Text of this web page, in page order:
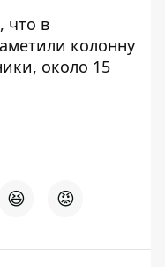
что в
колонну
, около 15
😆 😡